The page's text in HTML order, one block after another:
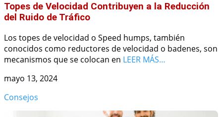
Topes de Velocidad Contribuyen a la Reducción
del Ruido de Tráfico
Los topes de velocidad o Speed humps, también
conocidos como reductores de velocidad o badenes, son
mecanismos que se colocan en LEER MÁS…
mayo 13, 2024
Consejos